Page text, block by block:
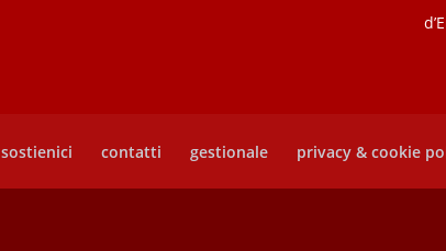
sostienici contatti gestionale privacy & cookie